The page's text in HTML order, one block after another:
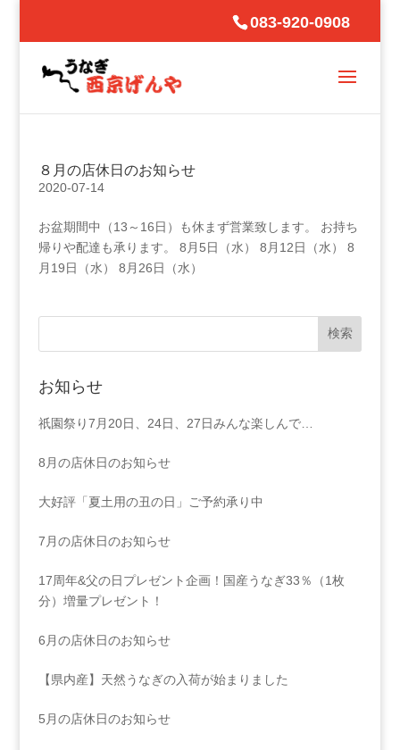
083-920-0908
８月の店休日のお知らせ
2020-07-14
お盆期間中（13～16日）も休まず営業致します。 お持ち
帰りや配達も承ります。 8月5日（水） 8月12日（水） 8
月19日（水） 8月26日（水）
お知らせ
祇園祭り7月20日、24日、27日みんな楽しんで…
8月の店休日のお知らせ
大好評「夏土用の丑の日」ご予約承り中
7月の店休日のお知らせ
17周年&父の日プレゼント企画！国産うなぎ33％（1枚
分）増量プレゼント！
6月の店休日のお知らせ
【県内産】天然うなぎの入荷が始まりました
5月の店休日のお知らせ